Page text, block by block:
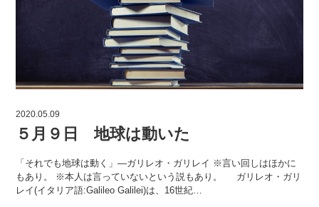
2020.05.09
５月９日 地球は動いた
「それでも地球は動く」—ガリレオ・ガリレイ ※言い回しはほかに
もあり。 ※本人は言っていないという説もあり。 ガリレオ・ガリ
レイ(イタリア語:Galileo Galilei)は、16世紀…